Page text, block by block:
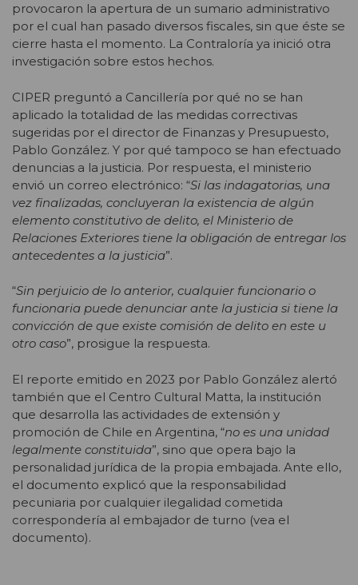
provocaron la apertura de un sumario administrativo
por el cual han pasado diversos fiscales, sin que éste se
cierre hasta el momento. La Contraloría ya inició otra
investigación sobre estos hechos.
CIPER preguntó a Cancillería por qué no se han
aplicado la totalidad de las medidas correctivas
sugeridas por el director de Finanzas y Presupuesto,
Pablo González. Y por qué tampoco se han efectuado
denuncias a la justicia. Por respuesta, el ministerio
envió un correo electrónico: “Si las indagatorias, una
vez finalizadas, concluyeran la existencia de algún
elemento constitutivo de delito, el Ministerio de
Relaciones Exteriores tiene la obligación de entregar los
antecedentes a la justicia”.
“Sin perjuicio de lo anterior, cualquier funcionario o
funcionaria puede denunciar ante la justicia si tiene la
convicción de que existe comisión de delito en este u
otro caso”, prosigue la respuesta.
El reporte emitido en 2023 por Pablo González alertó
también que el Centro Cultural Matta, la institución
que desarrolla las actividades de extensión y
promoción de Chile en Argentina, “no es una unidad
legalmente constituida”, sino que opera bajo la
personalidad jurídica de la propia embajada. Ante ello,
el documento explicó que la responsabilidad
pecuniaria por cualquier ilegalidad cometida
correspondería al embajador de turno (vea el
documento).